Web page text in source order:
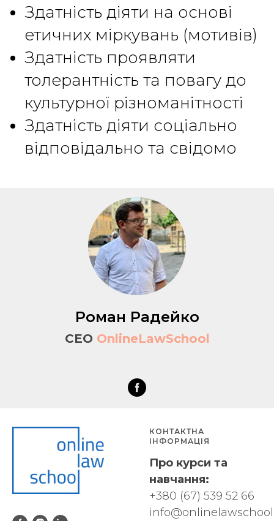
Здатність діяти на основі
етичних міркувань (мотивів)
Здатність проявляти
толерантність та повагу до
культурної різноманітності
Здатність діяти соціально
відповідально та свідомо
Роман Радейко
CEO OnlineLawSchool
КОНТАКТНА
ІНФОРМАЦІЯ
Про курси та
навчання:
+380 (67) 539 52 66